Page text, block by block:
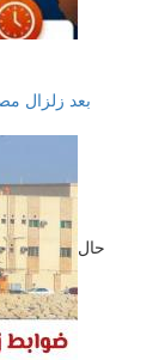
حال